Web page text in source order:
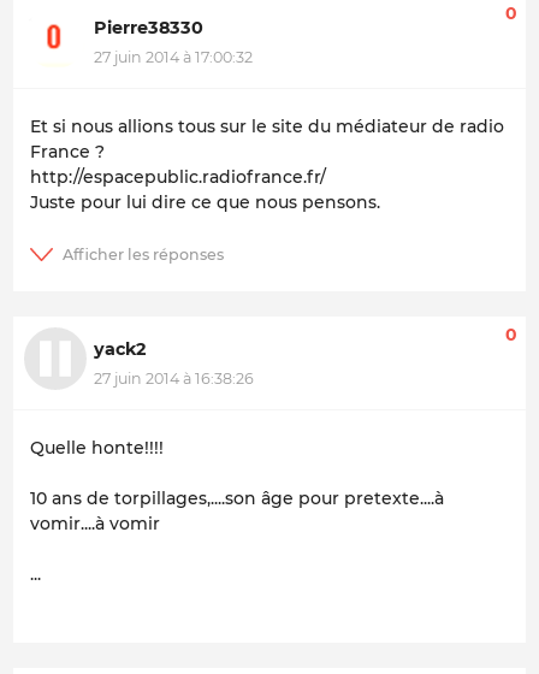
Pierre38330
27 juin 2014 à 17:00:32
0
Et si nous allions tous sur le site du médiateur de radio
France ?
http://espacepublic.radiofrance.fr/
Juste pour lui dire ce que nous pensons.
yack2
27 juin 2014 à 16:38:26
0
Quelle honte!!!!
10 ans de torpillages,....son âge pour pretexte....à
vomir....à vomir
...